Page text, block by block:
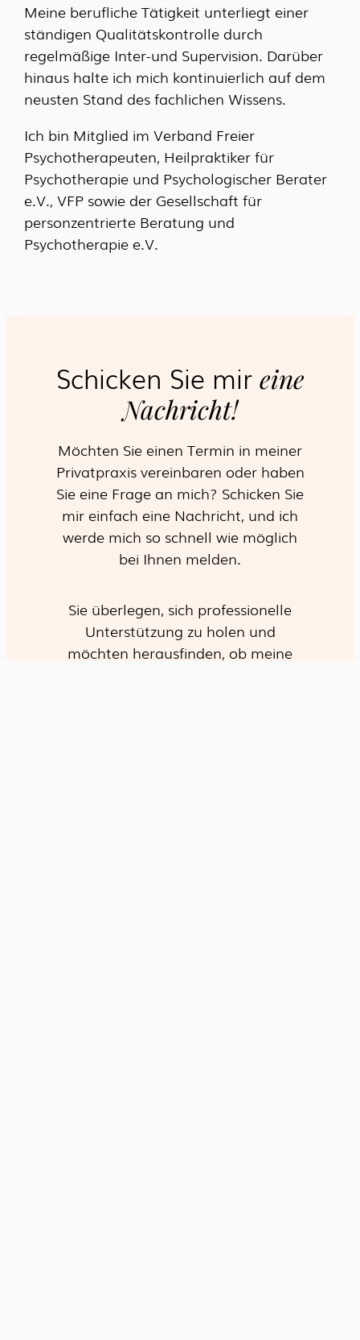
Meine berufliche Tätigkeit unterliegt einer
ständigen Qualitätskontrolle durch
regelmäßige Inter-und Supervision. Darüber
hinaus halte ich mich kontinuierlich auf dem
neusten Stand des fachlichen Wissens.
Ich bin Mitglied im Verband Freier
Psychotherapeuten, Heilpraktiker für
Psychotherapie und Psychologischer Berater
e.V., VFP sowie der Gesellschaft für
personzentrierte Beratung und
Psychotherapie e.V.
Schicken Sie mir eine
Nachricht!
Möchten Sie einen Termin in meiner
Privatpraxis vereinbaren oder haben
Sie eine Frage an mich? Schicken Sie
mir einfach eine Nachricht, und ich
werde mich so schnell wie möglich
bei Ihnen melden.
Sie überlegen, sich professionelle
Unterstützung zu holen und
möchten herausfinden, ob meine